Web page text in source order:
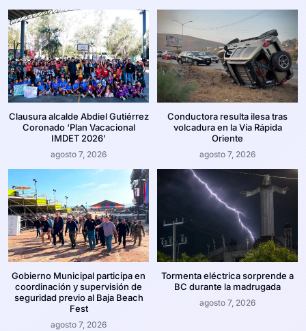
Clausura alcalde Abdiel Gutiérrez
Coronado ‘Plan Vacacional
IMDET 2026’
agosto 7, 2026
Conductora resulta ilesa tras
volcadura en la Vía Rápida
Oriente
agosto 7, 2026
Gobierno Municipal participa en
coordinación y supervisión de
seguridad previo al Baja Beach
Fest
agosto 7, 2026
Tormenta eléctrica sorprende a
BC durante la madrugada
agosto 7, 2026